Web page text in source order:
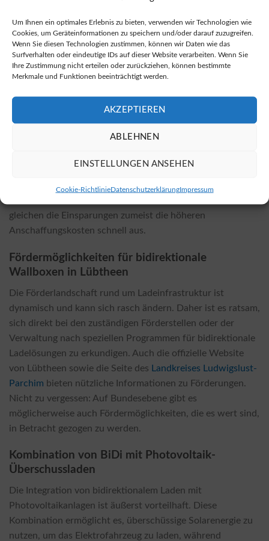
Um Ihnen ein optimales Erlebnis zu bieten, verwenden wir Technologien wie
Cookies, um Geräteinformationen zu speichern und/oder darauf zuzugreifen.
Wenn Sie diesen Technologien zustimmen, können wir Daten wie das
Surfverhalten oder eindeutige IDs auf dieser Website verarbeiten. Wenn Sie
Ihre Zustimmung nicht erteilen oder zurückziehen, können bestimmte
Merkmale und Funktionen beeinträchtigt werden.
AKZEPTIEREN
ABLEHNEN
EINSTELLUNGEN ANSEHEN
Cookie-RichtlinieDatenschutzerklärungImpressum
Das Angebot an bidirektionalen Ladestationen wächst
stetig. Mehrere Hersteller bieten mittlerweile verschiedene
Ladelösungen an. Eine aktuelle Übersicht der erhältlichen
bidirektionalen Wallboxen finden Sie unter dieser
Marktübersicht zu bidirektionalen Wallboxen.
Die Installationskosten für eine bidirektionale Wallbox
variieren je nach Modell und örtlichen Gegebenheiten.
Faktoren wie die Komplexität der Installation sowie die
dass die Installation einer bidirektionalen Wallbox meist
gleichen die Einsparungen zumeist die höheren
Anschaffungskosten schnell aus.
Fördermöglichkeiten für bidirektionale
Wallboxen in Lübtheen
Die Förderlandschaft rund um Ladeinfrastruktur ist
dynamisch und kann sich rasch ändern. Daher ist es ratsam,
sich direkt bei den zuständigen Förderstellen oder der
Verwaltung nach speziellen Programmen für bidirektionale
Ladelösungen zu erkundigen. Auch die offizielle Website
von Lübtheen sowie die Seite des Landkreises Ludwigslust-
Parchim bieten nützliche Informationen zu Förderungen.
Nicht zu vergessen: Auf Bundesebene gibt es
möglicherweise auch Fördermöglichkeiten, die es wert sind,
in Betracht gezogen zu werden.
Kombination von BiDi mit Photovoltaik-
Überschussladen
Die Integration von bidirektionalem Laden mit
Photovoltaikanlagen ist äußerst vorteilhaft. Diese
Kombination ermöglicht es, überschüssige Solarenergie zu
nutzen, um das Elektrofahrzeug zu laden, während